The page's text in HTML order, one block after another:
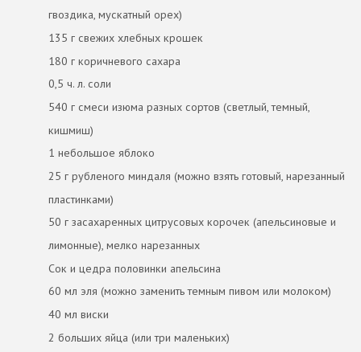
гвоздика, мускатный орех)
135 г свежих хлебных крошек
180 г коричневого сахара
0,5 ч. л. соли
540 г смеси изюма разных сортов (светлый, темный,
кишмиш)
1 небольшое яблоко
25 г рубленого миндаля (можно взять готовый, нарезанный
пластинками)
50 г засахаренных цитрусовых корочек (апельсиновые и
лимонные), мелко нарезанных
Сок и цедра половинки апельсина
60 мл эля (можно заменить темным пивом или молоком)
40 мл виски
2 больших яйца (или три маленьких)